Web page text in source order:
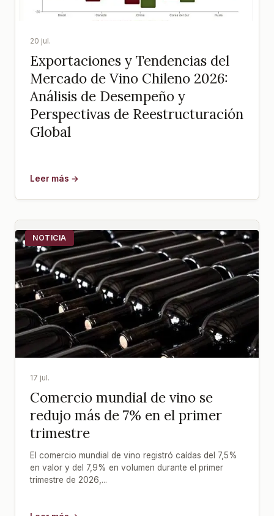
20 jul.
Exportaciones y Tendencias del
Mercado de Vino Chileno 2026:
Análisis de Desempeño y
Perspectivas de Reestructuración
Global
Leer más →
NOTICIA
17 jul.
Comercio mundial de vino se
redujo más de 7% en el primer
trimestre
El comercio mundial de vino registró caídas del 7,5%
en valor y del 7,9% en volumen durante el primer
trimestre de 2026,...